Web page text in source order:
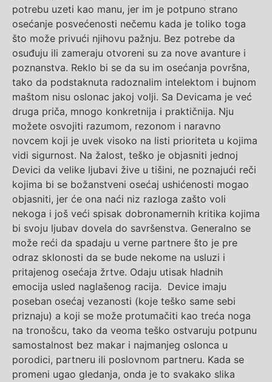
potrebu uzeti kao manu, jer im je potpuno strano
osećanje posvećenosti nečemu kada je toliko toga
što može privući njihovu pažnju. Bez potrebe da
osuđuju ili zameraju otvoreni su za nove avanture i
poznanstva. Reklo bi se da su im osećanja površna,
tako da podstaknuta radoznalim intelektom i bujnom
maštom nisu oslonac jakoj volji. Sa Devicama je već
druga priča, mnogo konkretnija i praktičnija. Nju
možete osvojiti razumom, rezonom i naravno
novcem koji je uvek visoko na listi prioriteta u kojima
vidi sigurnost. Na žalost, teško je objasniti jednoj
Devici da velike ljubavi žive u tišini, ne poznajući reči
kojima bi se božanstveni osećaj ushićenosti mogao
objasniti, jer će ona naći niz razloga zašto voli
nekoga i još veći spisak dobronamernih kritika kojima
bi svoju ljubav dovela do savršenstva. Generalno se
može reći da spadaju u verne partnere što je pre
odraz sklonosti da se bude nekome na usluzi i
pritajenog osećaja žrtve. Odaju utisak hladnih
emocija usled naglašenog racija. Device imaju
poseban osećaj vezanosti (koje teško same sebi
priznaju) a koji se može protumačiti kao treća noga
na tronošcu, tako da veoma teško ostvaruju potpunu
samostalnost bez makar i najmanjeg oslonca u
porodici, partneru ili poslovnom partneru. Kada se
promeni ugao gledanja, onda je to svakako slika